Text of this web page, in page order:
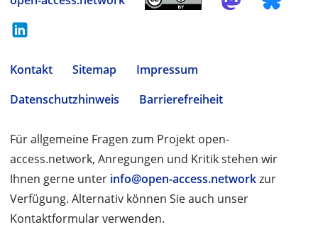
Kontakt Sitemap
Impressum
Datenschutzhinweis
Barrierefreiheit
Für allgemeine Fragen zum Projekt open-
access.network, Anregungen und Kritik stehen wir
Ihnen gerne unter info@open-access.networkzur
Verfügung. Alternativ können Sie auch unser
Kontaktformular verwenden.